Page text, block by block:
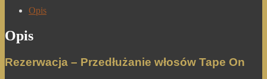
Opis
Opis
Rezerwacja – Przedłużanie włosów Tape On
strona jest
używana.
Doświadczenie
Aby nasza strona